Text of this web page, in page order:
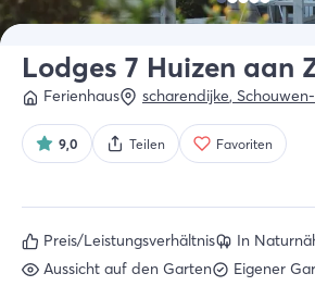
Alle Arten
Wer
2 Gäste
Lodges 7 Huizen aan
Ferienhaus scharendijke,
9,0 Teilen Favoriten
Preis/Leistungsverhältnis
In
Aussicht auf den Garten
Eigener